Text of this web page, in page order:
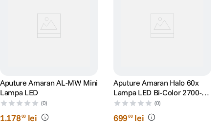
Aputure Amaran AL-MW Mini
Lampa LED
(0)
1.17800 lei
Aputure Amaran Halo 60x
Lampa LED Bi-Color 2700-
6500K CCT 60W
(0)
69900 lei